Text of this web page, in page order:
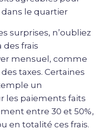
le quartier
surprises, n’oubliez
des frais
mensuel, comme
taxes. Certaines
un
les paiements faits
entre 30 et 50%,
en totalité ces frais.